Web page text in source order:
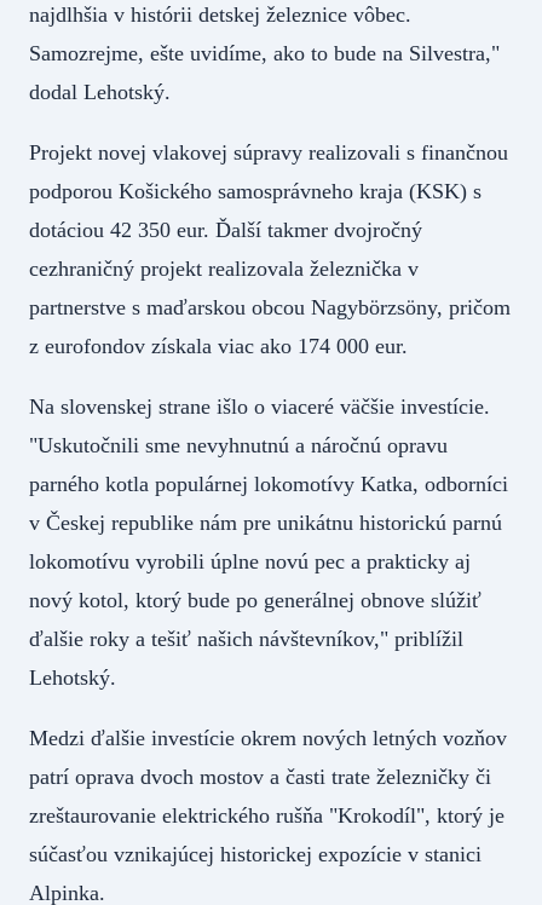
najdlhšia v histórii detskej železnice vôbec.
Samozrejme, ešte uvidíme, ako to bude na Silvestra,"
dodal Lehotský.
Projekt novej vlakovej súpravy realizovali s finančnou
podporou Košického samosprávneho kraja (KSK) s
dotáciou 42 350 eur. Ďalší takmer dvojročný
cezhraničný projekt realizovala železnička v
partnerstve s maďarskou obcou Nagybörzsöny, pričom
z eurofondov získala viac ako 174 000 eur.
Na slovenskej strane išlo o viaceré väčšie investície.
"Uskutočnili sme nevyhnutnú a náročnú opravu
parného kotla populárnej lokomotívy Katka, odborníci
v Českej republike nám pre unikátnu historickú parnú
lokomotívu vyrobili úplne novú pec a prakticky aj
nový kotol, ktorý bude po generálnej obnove slúžiť
ďalšie roky a tešiť našich návštevníkov," priblížil
Lehotský.
Medzi ďalšie investície okrem nových letných vozňov
patrí oprava dvoch mostov a časti trate železničky či
zreštaurovanie elektrického rušňa "Krokodíl", ktorý je
súčasťou vznikajúcej historickej expozície v stanici
Alpinka.